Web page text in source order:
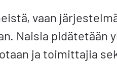
vaan
Naisia pidätetään
ja toimittajia